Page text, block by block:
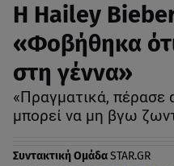
Η Hailey Bieber
«Φοβήθηκα
στη γέννα»
«Πραγματικά, πέρασε
μπορεί να μη βγω
Συντακτική ΟμάδαSTAR.GR